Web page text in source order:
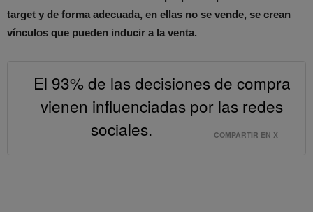
target y de forma adecuada, en ellas no se vende, se crean
vínculos que pueden inducir a la venta.
El 93% de las decisiones de compra
vienen influenciadas por las redes
sociales.
COMPARTIR EN X